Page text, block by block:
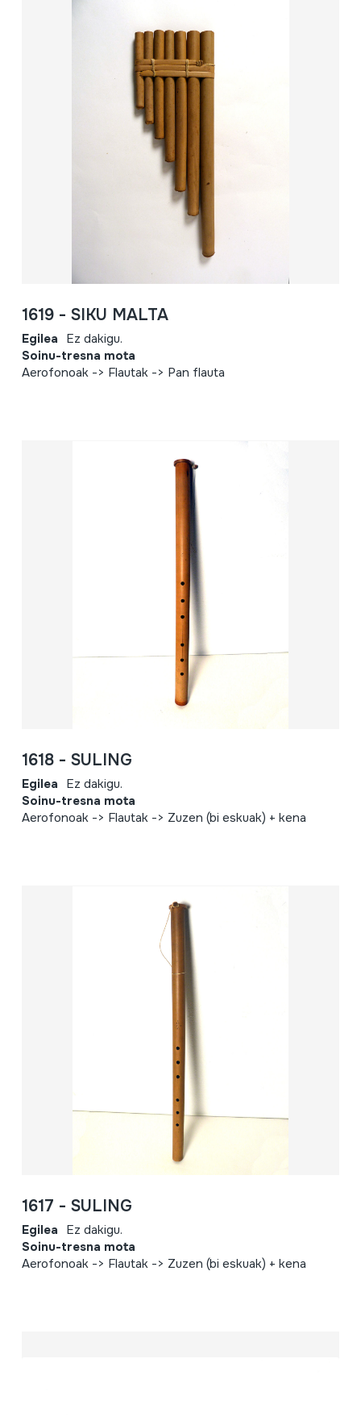
1619 - SIKU MALTA
Egilea Ez dakigu.
Soinu-tresna mota
Aerofonoak -> Flautak -> Pan flauta
1618 - SULING
Egilea Ez dakigu.
Soinu-tresna mota
Aerofonoak -> Flautak -> Zuzen (bi eskuak) + kena
1617 - SULING
Egilea Ez dakigu.
Soinu-tresna mota
Aerofonoak -> Flautak -> Zuzen (bi eskuak) + kena